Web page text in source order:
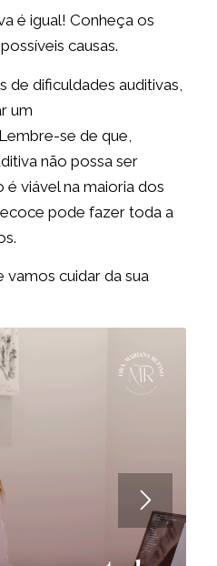
é igual! Conheça os
causas.
de dificuldades auditivas,
um
se de que,
não possa ser
viável na maioria dos
pode fazer toda a
vamos cuidar da sua